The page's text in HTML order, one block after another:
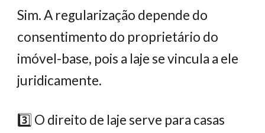
Sim. A regularização depende do
consentimento do proprietário do
imóvel-base, pois a laje se vincula a ele
juridicamente.
3️⃣ O direito de laje serve para casas